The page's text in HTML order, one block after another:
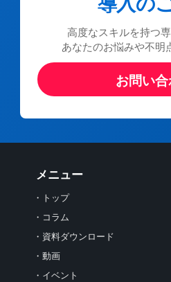
高度なスキルを持つ専
あなたのお悩みや不明
お問い
メニュー
・トップ
・コラム
・資料ダウンロード
・動画
・イベント